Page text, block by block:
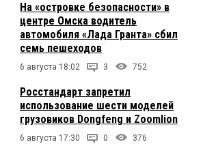
На «островке безопасности» в
центре Омска водитель
автомобиля «Лада Гранта» сбил
семь пешеходов
6 августа 18:02 3 752
Росстандарт запретил
использование шести моделей
грузовиков Dongfeng и Zoomlion
6 августа 17:30 0 376